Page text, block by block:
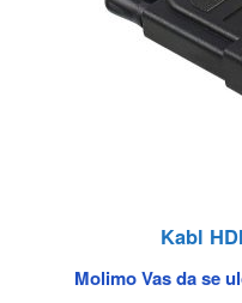
Kabl
Molimo Vas da se